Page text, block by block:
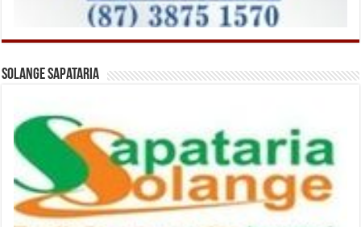
Solange Sapataria